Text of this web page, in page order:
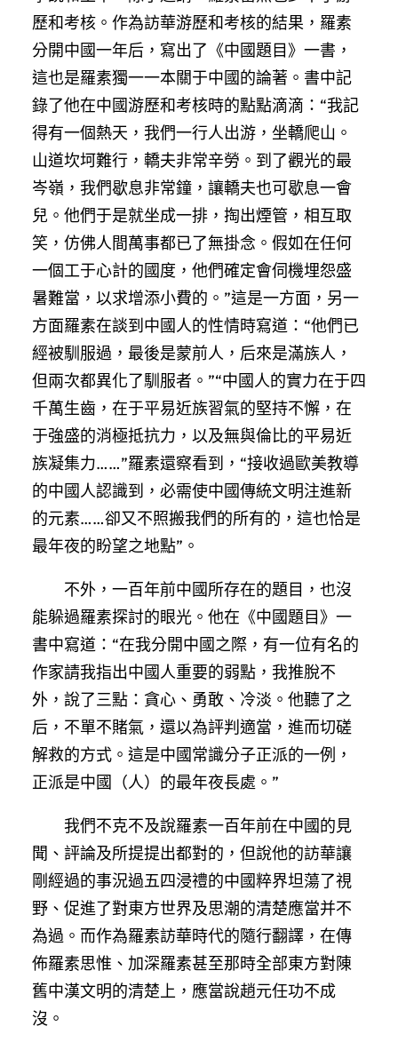
歷和考核。作為訪華游歷和考核的結果，羅素
分開中國一年后，寫出了《中國題目》一書，
這也是羅素獨一一本關于中國的論著。書中記
錄了他在中國游歷和考核時的點點滴滴：“我記
得有一個熱天，我們一行人出游，坐轎爬山。
山道坎坷難行，轎夫非常辛勞。到了觀光的最
岑嶺，我們歇息非常鐘，讓轎夫也可歇息一會
兒。他們于是就坐成一排，掏出煙管，相互取
笑，仿佛人間萬事都已了無掛念。假如在任何
一個工于心計的國度，他們確定會伺機埋怨盛
暑難當，以求增添小費的。”這是一方面，另一
方面羅素在談到中國人的性情時寫道：“他們已
經被馴服過，最後是蒙前人，后來是滿族人，
但兩次都異化了馴服者。”“中國人的實力在于四
千萬生齒，在于平易近族習氣的堅持不懈，在
于強盛的消極抵抗力，以及無與倫比的平易近
族凝集力……”羅素還察看到，“接收過歐美教導
的中國人認識到，必需使中國傳統文明注進新
的元素……卻又不照搬我們的所有的，這也恰是
最年夜的盼望之地點”。
不外，一百年前中國所存在的題目，也沒
能躲過羅素探討的眼光。他在《中國題目》一
書中寫道：“在我分開中國之際，有一位有名的
作家請我指出中國人重要的弱點，我推脫不
外，說了三點：貪心、勇敢、冷淡。他聽了之
后，不單不賭氣，還以為評判適當，進而切磋
解救的方式。這是中國常識分子正派的一例，
正派是中國（人）的最年夜長處。”
我們不克不及說羅素一百年前在中國的見
聞、評論及所提提出都對的，但說他的訪華讓
剛經過的事況過五四浸禮的中國粹界坦蕩了視
野、促進了對東方世界及思潮的清楚應當并不
為過。而作為羅素訪華時代的隨行翻譯，在傳
佈羅素思惟、加深羅素甚至那時全部東方對陳
舊中漢文明的清楚上，應當說趙元任功不成
沒。